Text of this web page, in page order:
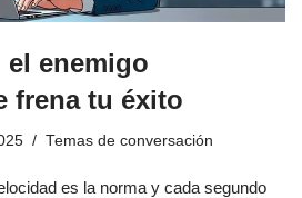
el enemigo
frena tu éxito
Temas de conversación
es la norma y cada segundo